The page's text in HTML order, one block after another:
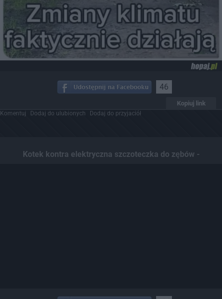
46
Kopiuj link
Komentuj Dodaj do ulubionych Dodaj do przyjaciół
Kotek kontra elektryczna szczoteczka do zębów -